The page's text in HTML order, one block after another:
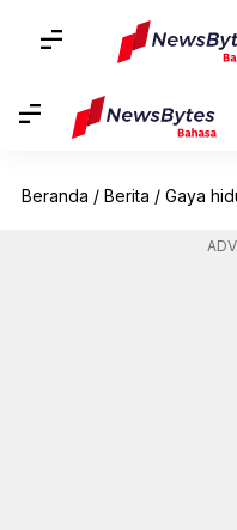
Beranda / Berita / Gaya